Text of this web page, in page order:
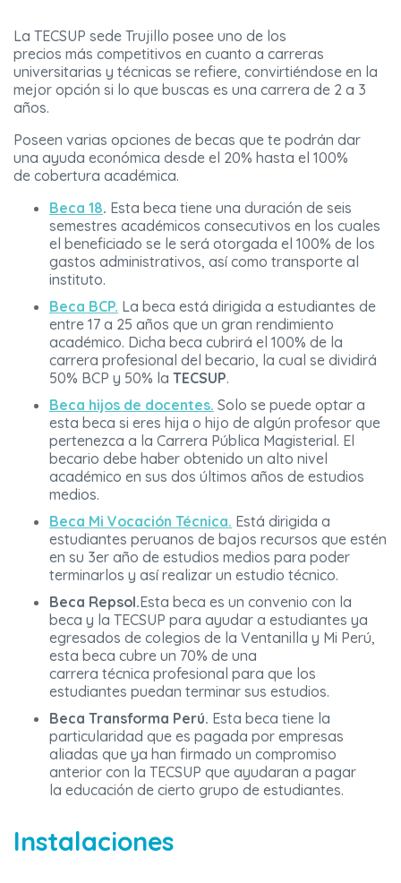
La TECSUP sede Trujillo posee uno de los
precios más competitivos en cuanto a carreras
universitarias y técnicas se refiere, convirtiéndose en la
mejor opción si lo que buscas es una carrera de 2 a 3
años.
Poseen varias opciones de becas que te podrán dar
una ayuda económica desde el 20% hasta el 100%
de cobertura académica.
Beca 18. Esta beca tiene una duración de seis
semestres académicos consecutivos en los cuales
el beneficiado se le será otorgada el 100% de los
gastos administrativos, así como transporte al
instituto.
Beca BCP. La beca está dirigida a estudiantes de
entre 17 a 25 años que un gran rendimiento
académico. Dicha beca cubrirá el 100% de la
carrera profesional del becario, la cual se dividirá
50% BCP y 50% la TECSUP.
Beca hijos de docentes. Solo se puede optar a
esta beca si eres hija o hijo de algún profesor que
pertenezca a la Carrera Pública Magisterial. El
becario debe haber obtenido un alto nivel
académico en sus dos últimos años de estudios
medios.
Beca Mi Vocación Técnica. Está dirigida a
estudiantes peruanos de bajos recursos que estén
en su 3er año de estudios medios para poder
terminarlos y así realizar un estudio técnico.
Beca Repsol.Esta beca es un convenio con la
beca y la TECSUP para ayudar a estudiantes ya
egresados de colegios de la Ventanilla y Mi Perú,
esta beca cubre un 70% de una
carrera técnica profesional para que los
estudiantes puedan terminar sus estudios.
Beca Transforma Perú. Esta beca tiene la
particularidad que es pagada por empresas
aliadas que ya han firmado un compromiso
anterior con la TECSUP que ayudaran a pagar
la educación de cierto grupo de estudiantes.
Instalaciones